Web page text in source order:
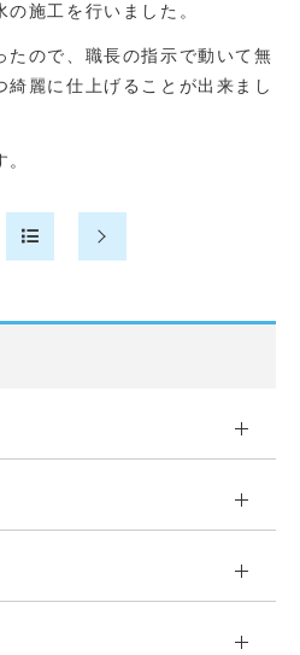
施工を行いました。
たので、職長の指示で動いて無
麗に仕上げることが出来まし